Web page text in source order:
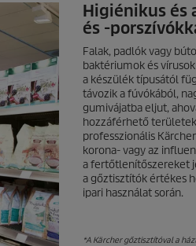
Higiénikus és
és -
Falak, padlók vagy
baktériumok és
a készülék típusától
távozik a fúvókából,
gumivájatba eljut,
hozzáférhető
professzionális
korona- vagy az
a fertőtlenítőszereket
a gőztisztítók értékes
ipari használat során.
*A Kärcher gőztisztítóval a